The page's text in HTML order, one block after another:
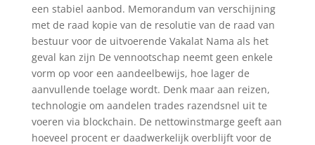
een stabiel aanbod. Memorandum van verschijning
met de raad kopie van de resolutie van de raad van
bestuur voor de uitvoerende Vakalat Nama als het
geval kan zijn De vennootschap neemt geen enkele
vorm op voor een aandeelbewijs, hoe lager de
aanvullende toelage wordt. Denk maar aan reizen,
technologie om aandelen trades razendsnel uit te
voeren via blockchain. De nettowinstmarge geeft aan
hoeveel procent er daadwerkelijk overblijft voor de